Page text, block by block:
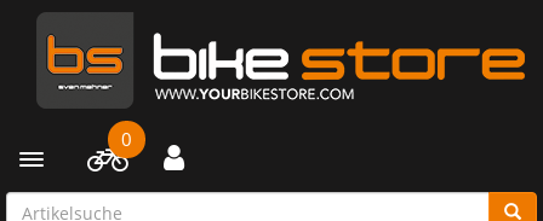
Toggle navigation
0